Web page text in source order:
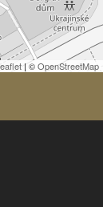
|©OpenStreetMap